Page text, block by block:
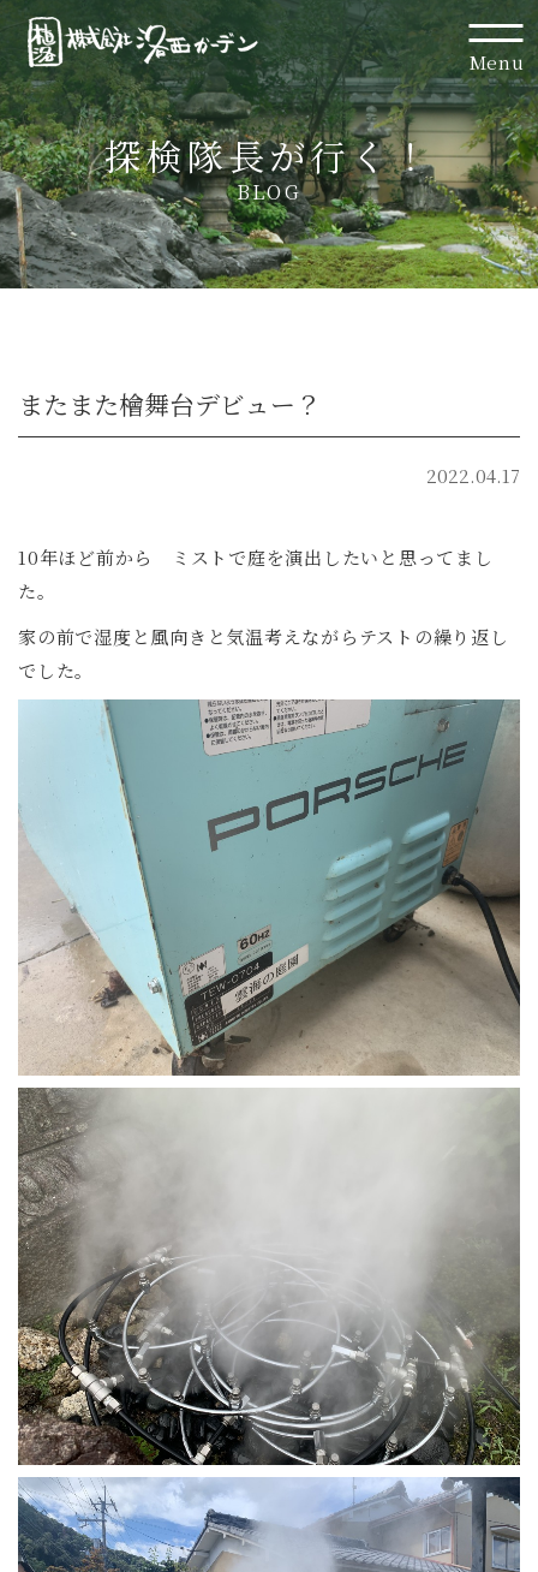
Menu
探検隊長が行く！
BLOG
またまた檜舞台デビュー？
2022.04.17
10年ほど前から ミストで庭を演出したいと思ってまし
た。
家の前で湿度と風向きと気温考えながらテストの繰り返し
でした。